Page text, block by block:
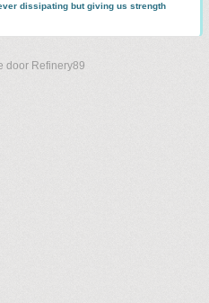
dissipating but giving us strength
door Refinery89